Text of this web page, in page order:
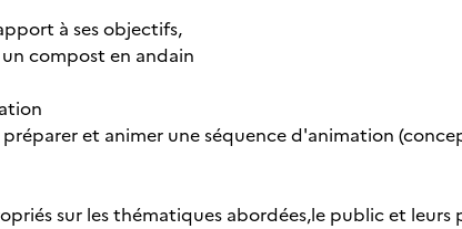
à ses objectifs,
compost en andain
et animer une séquence d'animation
sur les thématiques abordées,le public et leurs